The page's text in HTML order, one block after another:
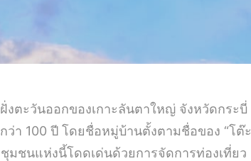
งตะวันออกของเกาะลันตาใหญ่ จังหวัดกระบี่
า 100 ปี โดยชื่อหมู่บ้านตั้งตามชื่อของ “โต๊ะ
มชนแห่งนี้โดดเด่นด้วยการจัดการท่องเที่ยว